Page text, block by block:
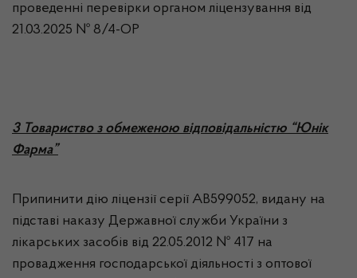
проведенні перевірки органом ліцензування від
21.03.2025 № 8/4-ОР
3 Товариство з обмеженою відповідальністю “Юнік
Фарма”
Припинити дію ліцензії серії АВ599052, видану на
підставі наказу Державної служби України з
лікарських засобів від 22.05.2012 № 417 на
провадження господарської діяльності з оптової